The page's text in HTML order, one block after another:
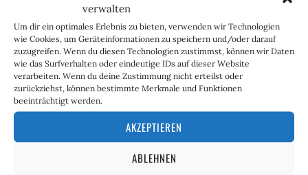
verwalten
Um dir ein optimales Erlebnis zu bieten, verwenden wir Technologien
wie Cookies, um Geräteinformationen zu speichern und/oder darauf
zuzugreifen. Wenn du diesen Technologien zustimmst, können wir Daten
wie das Surfverhalten oder eindeutige IDs auf dieser Website
verarbeiten. Wenn du deine Zustimmung nicht erteilst oder
zurückziehst, können bestimmte Merkmale und Funktionen
beeinträchtigt werden.
AKZEPTIEREN
ABLEHNEN
Blick auf seine Entgeltbescheinigung zu werfen, auf die
Spalte mit dem Titel „Gesetzliche Abzüge“, um zu wissen,
was hier los ist. Nichts radikalisiert dieser Tage mehr als
das Wissen darüber, was mit den abgepressten Steuern
getrieben wird.
Liberalismus kann dieser Tage also nicht vulgär genug
propagiert werden, denn…